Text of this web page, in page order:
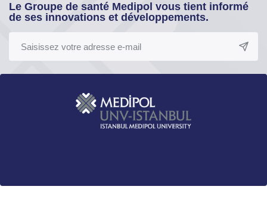
Le Groupe de santé Medipol vous tient informé
de ses innovations et développements.